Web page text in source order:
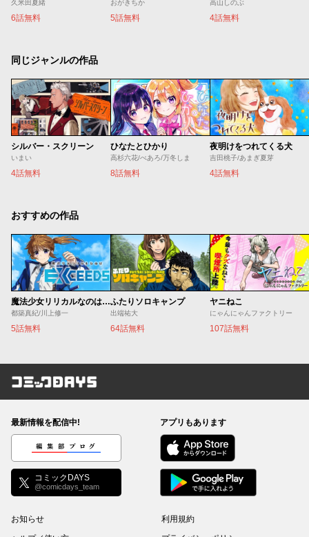
久米田夏緒
6話無料
おがきちか
5話無料
高山しのぶ
4話無料
同じジャンルの作品
シルバー・スクリーン
いまい
4話無料
ひなたとひかり
高杉六花/べあろ/万冬しま
8話無料
夜明けをつれてくる犬
吉田桃子/あまぎ夏芽
4話無料
おすすめの作品
魔法少女リリカルなのは EXCEEDS
都築真紀/川上修一
5話無料
ふたりソロキャンプ
出端祐大
64話無料
ヤニねこ
にゃんにゃんファクトリー
107話無料
コミックDAYS
最新情報を配信中!
編集部ブログ
コミックDAYS
@comicdays_team
アプリもあります
お知らせ
利用規約